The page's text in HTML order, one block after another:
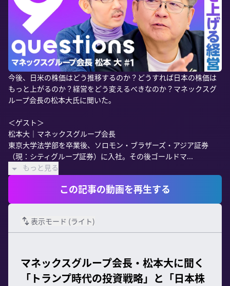
今後、日米の株価はどう推移するのか？どうすれば日本の株価は
もっと上がるのか？経営をどう変えるべきなのか？マネックスグ
ループ会長の松本大氏に聞いた。
＜ゲスト＞
松本大｜マネックスグループ会長
東京大学法学部を卒業後、ソロモン・ブラザーズ・アジア証券
（現：シティグループ証券）に入社。その後ゴールドマ...
もっと見る
この記事の動画を再生する
表示モード (ライト)
マネックスグループ会長・松本大に聞く
「トランプ時代の投資戦略」と「日本株